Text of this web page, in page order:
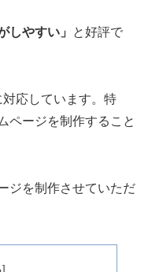
しやすい」
と好評で
応しています。特
ページを制作すること
ジを制作させていただ